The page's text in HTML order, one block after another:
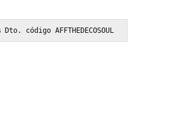
Dto. código AFFTHEDECOSOUL